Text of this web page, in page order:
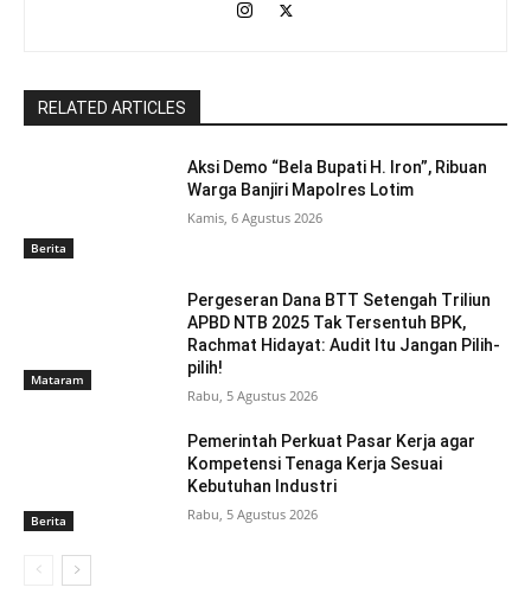
RELATED ARTICLES
Berita
Aksi Demo “Bela Bupati H. Iron”, Ribuan
Warga Banjiri Mapolres Lotim
Kamis, 6 Agustus 2026
Mataram
Pergeseran Dana BTT Setengah Triliun
APBD NTB 2025 Tak Tersentuh BPK,
Rachmat Hidayat: Audit Itu Jangan Pilih-
pilih!
Rabu, 5 Agustus 2026
Berita
Pemerintah Perkuat Pasar Kerja agar
Kompetensi Tenaga Kerja Sesuai
Kebutuhan Industri
Rabu, 5 Agustus 2026